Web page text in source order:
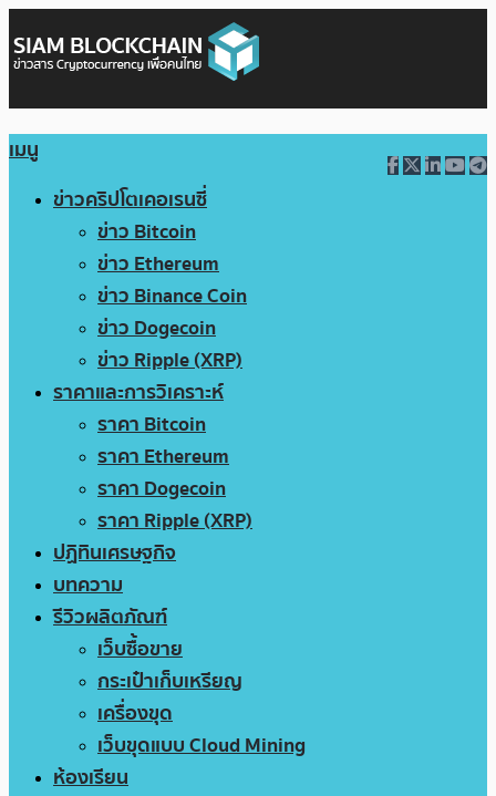
เมนู
ข่าวคริปโตเคอเรนซี่
ข่าว Bitcoin
ข่าว Ethereum
ข่าว Binance Coin
ข่าว Dogecoin
ข่าว Ripple (XRP)
ราคาและการวิเคราะห์
ราคา Bitcoin
ราคา Ethereum
ราคา Dogecoin
ราคา Ripple (XRP)
ปฏิทินเศรษฐกิจ
บทความ
รีวิวผลิตภัณฑ์
เว็บซื้อขาย
กระเป๋าเก็บเหรียญ
เครื่องขุด
เว็บขุดแบบ Cloud Mining
ห้องเรียน